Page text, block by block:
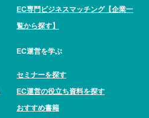
EC専門ビジネスマッチング【企業一
覧から探す】
EC運営を学ぶ
セミナーを探す
EC運営の役立ち資料を探す
おすすめ書籍